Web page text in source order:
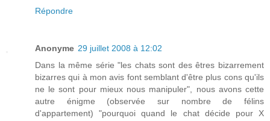
Répondre
Anonyme 29 juillet 2008 à 12:02
Dans la même série "les chats sont des êtres bizarrement
bizarres qui à mon avis font semblant d'être plus cons qu'ils
ne le sont pour mieux nous manipuler", nous avons cette
autre énigme (observée sur nombre de félins
d'appartement) "pourquoi quand le chat décide pour X